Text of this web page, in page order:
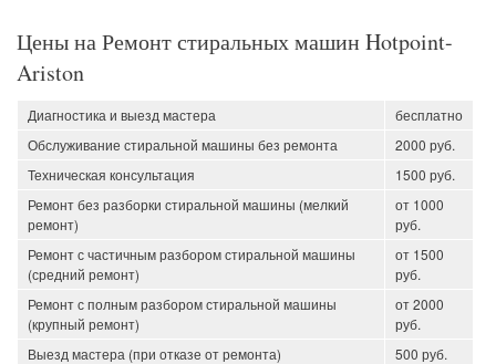
Цены на Ремонт стиральных машин Hotpoint-
Ariston
Диагностика и выезд мастера
бесплатно
Обслуживание стиральной машины без ремонта
2000 руб.
Техническая консультация
1500 руб.
Ремонт без разборки стиральной машины (мелкий
ремонт)
от 1000
руб.
Ремонт с частичным разбором стиральной машины
(средний ремонт)
от 1500
руб.
Ремонт с полным разбором стиральной машины
(крупный ремонт)
от 2000
руб.
Выезд мастера (при отказе от ремонта)
500 руб.